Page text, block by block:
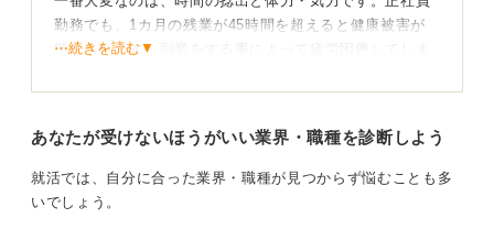
勤務でも、1カ月の残業が45時間を超えると健康被害が
懸念されます。副業をする事によって疲労困憊してしま
と変わらない業務・時給しか選べないでしょう。
本業を頑張ることが収入・経験値アップの近道
⋯続きを読む▼
あなたが受けないほうがいい業界・職種を診断しよう
就活では、自分に合った業界・職種が見つからず悩むことも多
いでしょう。